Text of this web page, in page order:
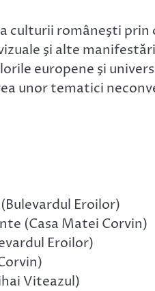
culturii româneşti prin
şi alte
europene şi
unor tematici
Eroilor)
(Casa Matei Corvin)
Eroilor)
Viteazul)